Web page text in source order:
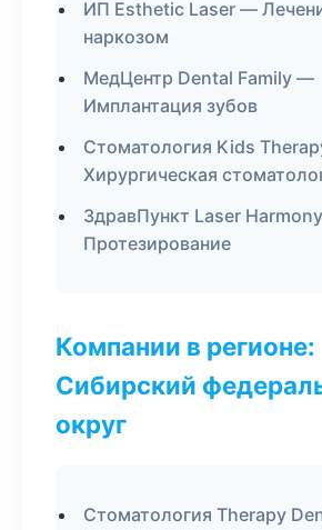
ИП Esthetic Laser —
наркозом
МедЦентр Dental Family —
Имплантация зубов
Стоматология Kids
Хирургическая
ЗдравПункт Laser
Протезирование
Компании в регионе:
Сибирский
округ
Стоматология Therapy